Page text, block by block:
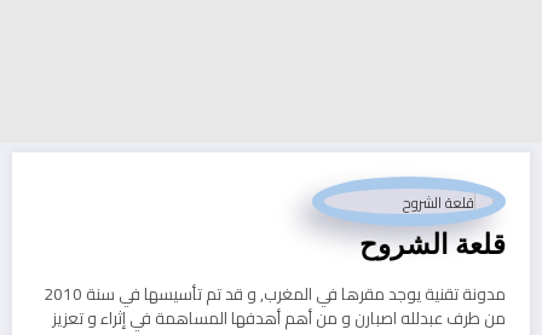
قلعة الشروح
مدونة تقنية يوجد مقرها في المغرب, و قد تم تأسيسها في سنة 2010
من طرف عبدلله اصبارن و من أهم أهدفها المساهمة في إثراء و تعزيز